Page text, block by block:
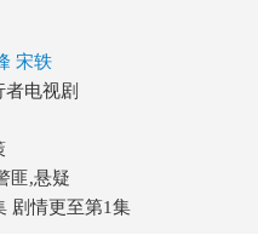
宋轶
者电视剧
匪,悬疑
剧情更至第1集